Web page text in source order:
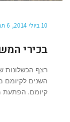
10 ביולי 2014 6 תגובות
בכירי
רצף הכשלונות
השנים לקיומם
קיומם. הפתעת